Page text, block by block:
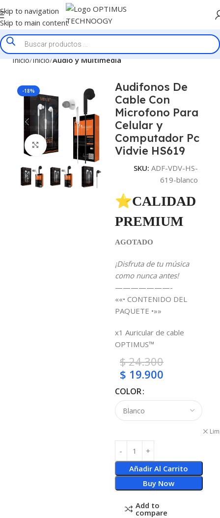
Skip to navigation
Skip to main content
Inicio Inicio Audio y Multimedia
-18%
Click to enlarge
Audifonos De
Cable Con
Microfono Para
Celular y
Computador Pc
Vidvie HS619
SKU: ADF-VDV-HS-
619-blanco
⭐CALIDAD
PREMIUM
AGOTADO
¡Disfruta de tu música
como nunca antes!
———————-
««• CONTENIDO DEL
PAQUETE •»»
x1 Auricular de cable
OPTIMUS™
$24.300
$ 19.900
COLOR
Añadir Al Carrito
Buy Now
Add to
compare